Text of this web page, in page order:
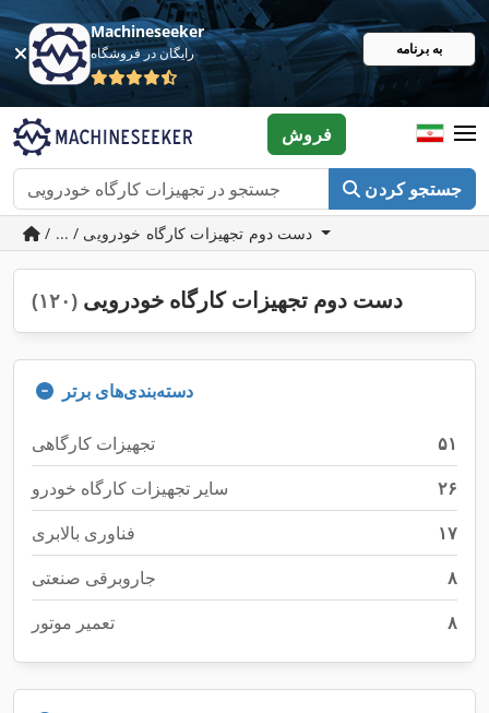
Machineseeker
رایگان در فروشگاه به برنامه
جستجو کردن
فروش
دست دوم تجهیزات کارگاه خودرویی (۱۲۰)
دسته‌بندی‌های برتر
تجهیزات کارگاهی
۵۱
سایر تجهیزات کارگاه خودرو
۲۶
فناوری بالابری
۱۷
جاروبرقی صنعتی
۸
تعمیر موتور
۸